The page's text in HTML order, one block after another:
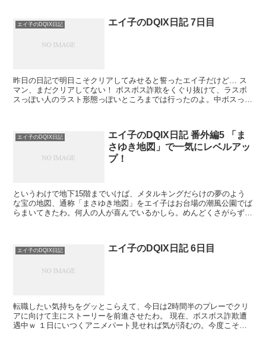
エイ子のDQIX日記 エイ子のDQIX日記 7日目
昨日の日記で明日こそクリアしてみせると誓ったエイ子だけど… ス
マン、まだクリアしてない！ ボスボス詐欺をくぐり抜けて、ラスボ
スっぽい人のラスト形態っぽいところまでは行ったのよ。中ボスっぽ
エイ子のDQIX日記
エイ子のDQIX日記 番外編5 「ま
さゆき地図」で一気にレベルアッ
プ！
というわけで地下15階までいけば、メタルキングだらけの夢のよう
な宝の地図、通称「まさゆき地図」をエイ子はお台場の潮風公園でば
らまいてきたわ。何人の人が喜んでいるかしら。めんどくさがらずに
エイ子のDQIX日記 エイ子のDQIX日記 6日目
転職したい気持ちをグッとこらえて、今日は2時間半のプレーでクリ
アに向けて主にストーリーを前進させたわ。 現在、ボスボス詐欺遭
遇中ｗ １日にいつくアニメパート見せれば気が済むの。今度こそ最